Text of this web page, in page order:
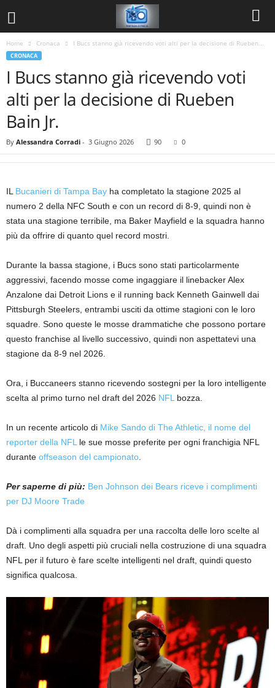
Home Cronaca I Bucs stanno già ricevendo voti alti per la decisione di Rueben...
CRONACA
I Bucs stanno già ricevendo voti
alti per la decisione di Rueben
Bain Jr.
By Alessandra Corradi - 3 Giugno 2026 90 0
IL Bucanieri di Tampa Bay ha completato la stagione 2025 al
numero 2 della NFC South e con un record di 8-9, quindi non è
stata una stagione terribile, ma Baker Mayfield e la squadra hanno
più da offrire di quanto quel record mostri.
Durante la bassa stagione, i Bucs sono stati particolarmente
aggressivi, facendo mosse come ingaggiare il linebacker Alex
Anzalone dai Detroit Lions e il running back Kenneth Gainwell dai
Pittsburgh Steelers, entrambi usciti da ottime stagioni con le loro
squadre. Sono queste le mosse drammatiche che possono portare
questo franchise al livello successivo, quindi non aspettatevi una
stagione da 8-9 nel 2026.
Ora, i Buccaneers stanno ricevendo sostegni per la loro intelligente
scelta al primo turno nel draft del 2026 NFL bozza.
In un recente articolo di Mike Sando di The Athletic, il nome del
reporter della NFL le sue mosse preferite per ogni franchigia NFL
durante offseason del campionato
Per saperne di più: Ben Johnson dei Bears riceve i complimenti
per DJ Moore Trade
Dà i complimenti alla squadra per una raccolta delle loro scelte al
draft. Uno degli aspetti più cruciali nella costruzione di una squadra
NFL per il futuro è fare scelte intelligenti nel draft, quindi questo
significa qualcosa.